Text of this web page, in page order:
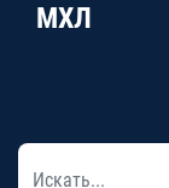
МХЛ